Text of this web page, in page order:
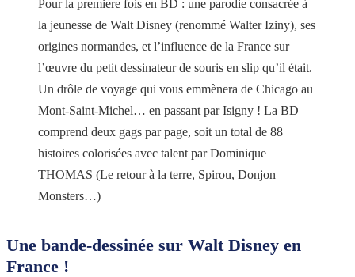
Pour la première fois en BD : une parodie consacrée à
la jeunesse de Walt Disney (renommé Walter Iziny), ses
origines normandes, et l’influence de la France sur
l’œuvre du petit dessinateur de souris en slip qu’il était.
Un drôle de voyage qui vous emmènera de Chicago au
Mont-Saint-Michel… en passant par Isigny ! La BD
comprend deux gags par page, soit un total de 88
histoires colorisées avec talent par Dominique
THOMAS (Le retour à la terre, Spirou, Donjon
Monsters…)
Une bande-dessinée sur Walt Disney en
France !